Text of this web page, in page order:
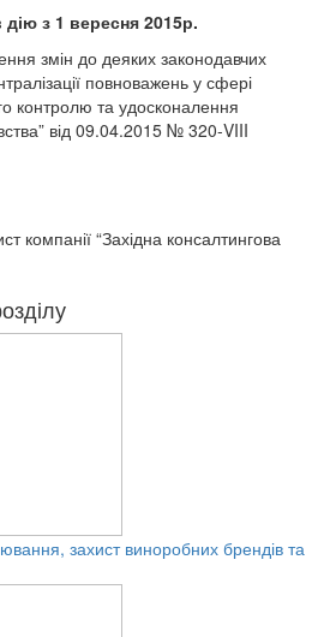
з 1 вересня 2015р.
змін до деяких законодавчих
повноважень у сфері
контролю та удосконалення
від 09.04.2015 № 320-VIII
компанії “Західна консалтингова
захист виноробних брендів та